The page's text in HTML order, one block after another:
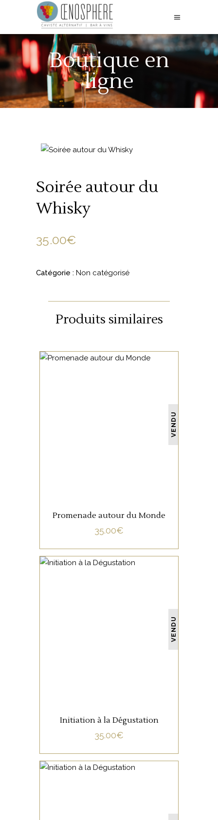
Boutique en
ligne
Soirée autour du
Whisky
35.00€
Catégorie : Non catégorisé
Produits similaires
VENDU
Promenade autour du Monde
35.00€
VENDU
Initiation à la Dégustation
35.00€